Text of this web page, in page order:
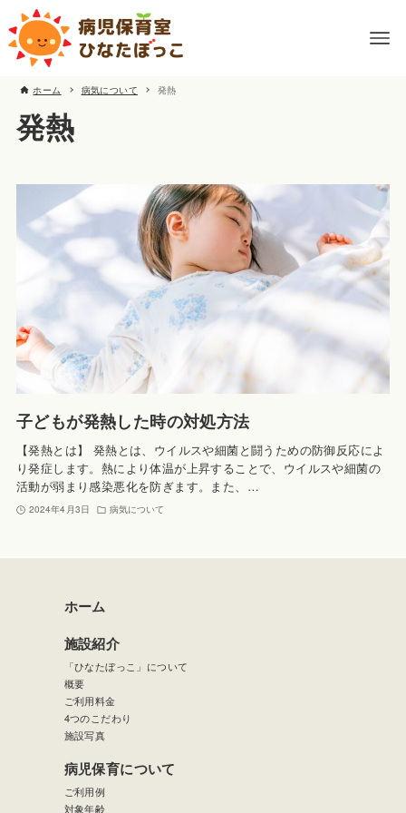
ホーム 病気について 発熱
発熱
子どもが発熱した時の対処方法
【発熱とは】 発熱とは、ウイルスや細菌と闘うための防御反応によ
り発症します。熱により体温が上昇することで、ウイルスや細菌の
活動が弱まり感染悪化を防ぎます。また、…
2024年4月3日 病気について
ホーム
施設紹介
「ひなたぼっこ」について
概要
ご利用料金
4つのこだわり
施設写真
病児保育について
ご利用例
対象年齢